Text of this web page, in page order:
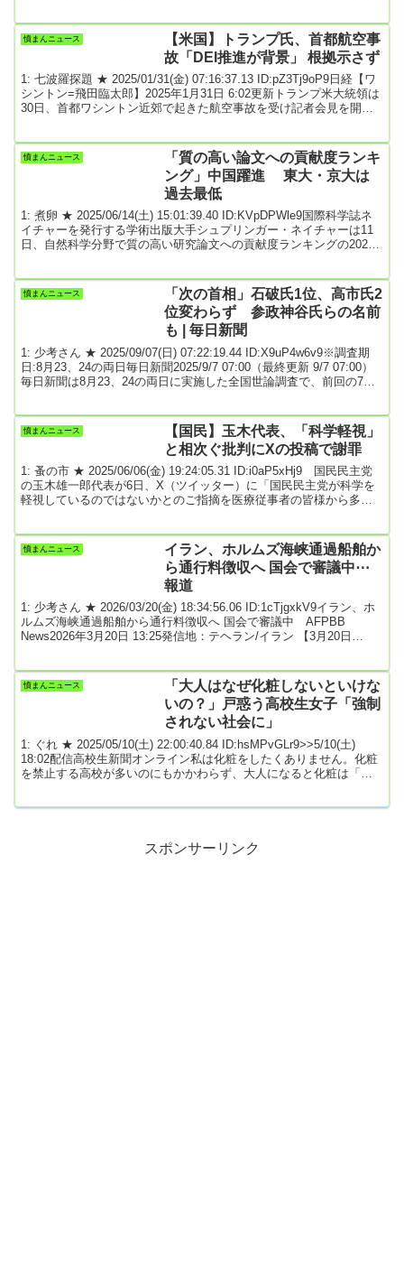
性があるということです。帝国データバンクは、人手不足で保育士
の採用が難しいことや保育施設の増加や少子化の影響で入園者の獲
憤まんニュース
【米国】トランプ氏、首都航空事
故「DEI推進が背景」 根拠示さず
1: 七波羅探題 ★ 2025/01/31(金) 07:16:37.13 ID:pZ3Tj9oP9日経【ワ
シントン=飛田臨太郎】2025年1月31日 6:02更新トランプ米大統領は
30日、首都ワシントン近郊で起きた航空事故を受け記者会見を開
た。根拠は示さなかった。ワシントン近郊のロナルド・レーガン空
港付近で29日夜、小型旅客機と米陸軍のヘリコプターが衝突し、い
憤まんニュース
「質の高い論文への貢献度ランキ
ング」中国躍進 東大・京大は
過去最低
1: 煮卵 ★ 2025/06/14(土) 15:01:39.40 ID:KVpDPWle9国際科学誌ネ
イチャーを発行する学術出版大手シュプリンガー・ネイチャーは11
日、自然科学分野で質の高い研究論文への貢献度ランキングの2025
位（同47位）と、いずれも過去最低に沈んだ。ランキングは同社傘
下の調査機関が14年から毎年公表している「ネイチャーインデック
憤まんニュース
「次の首相」石破氏1位、高市氏2
位変わらず 参政神谷氏らの名前
も | 毎日新聞
1: 少考さん ★ 2025/09/07(日) 07:22:19.44 ID:X9uP4w6v9※調査期
日:8月23、24の両日毎日新聞2025/9/7 07:00（最終更新 9/7 07:00）
毎日新聞は8月23、24の両日に実施した全国世論調査で、前回の7月
党の高市早苗前経済安全保障担当相が前月比1ポイント減の14％で2
位。3位以降も0～2ポイントの変動で、7月と...
憤まんニュース
【国民】玉木代表、「科学軽視」
と相次ぐ批判にXの投稿で謝罪
1: 蚤の市 ★ 2025/06/06(金) 19:24:05.31 ID:i0aP5xHj9 国民民主党
の玉木雄一郎代表が6日、X（ツイッター）に「国民民主党が科学を
軽視しているのではないかとのご指摘を医療従事者の皆様から多く
巡っては、新型コロナウイルスワクチンの不要論を発信してきた元
格闘家の須藤元気氏（47）を擁立すると発表し、「なぜ擁立したの
かきちんと説明してほしい」など...
憤まんニュース
イラン、ホルムズ海峡通過船舶か
ら通行料徴収へ 国会で審議中⋯
報道
1: 少考さん ★ 2026/03/20(金) 18:34:56.06 ID:1cTjgxkV9イラン、ホ
ルムズ海峡通過船舶から通行料徴収へ 国会で審議中 AFPBB
News2026年3月20日 13:25発信地：テヘラン/イラン 【3月20日
とを計画している。同国メディアが19日、報じた。当局は、ホルム
ズ海峡の通航が2月28日の米イスラエルによる対イラン攻撃で始まっ
憤まんニュース
「大人はなぜ化粧しないといけな
いの？」戸惑う高校生女子「強制
されない社会に」
1: ぐれ ★ 2025/05/10(土) 22:00:40.84 ID:hsMPvGLr9>>5/10(土)
18:02配信高校生新聞オンライン私は化粧をしたくありません。化粧
を禁止する高校が多いのにもかかわらず、大人になると化粧は「身
活動では「女性は化粧...スポンサーリンク